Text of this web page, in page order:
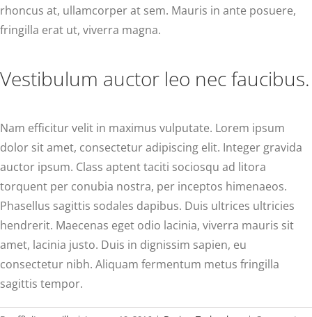
rhoncus at, ullamcorper at sem. Mauris in ante posuere,
fringilla erat ut, viverra magna.
Vestibulum auctor leo nec faucibus.
Nam efficitur velit in maximus vulputate. Lorem ipsum
dolor sit amet, consectetur adipiscing elit. Integer gravida
auctor ipsum. Class aptent taciti sociosqu ad litora
torquent per conubia nostra, per inceptos himenaeos.
Phasellus sagittis sodales dapibus. Duis ultrices ultricies
hendrerit. Maecenas eget odio lacinia, viverra mauris sit
amet, lacinia justo. Duis in dignissim sapien, eu
consectetur nibh. Aliquam fermentum metus fringilla
sagittis tempor.